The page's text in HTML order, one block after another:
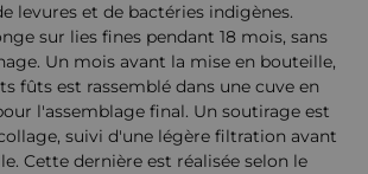
levures et de bactéries indigènes.
sur lies fines pendant 18 mois, sans
Un mois avant la mise en bouteille,
fûts est rassemblé dans une cuve en
l'assemblage final. Un soutirage est
suivi d'une légère filtration avant
Cette dernière est réalisée selon le